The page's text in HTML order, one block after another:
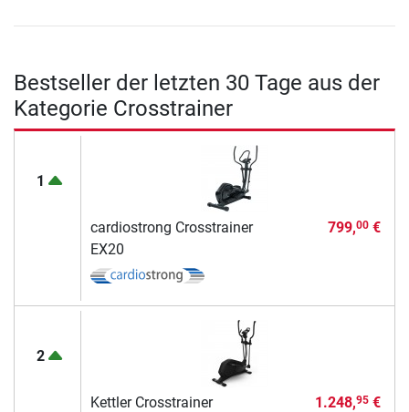
Bestseller der letzten 30 Tage aus der
Kategorie Crosstrainer
1
cardiostrong Crosstrainer
EX20
799,00€
2
Kettler Crosstrainer
1.248,95€